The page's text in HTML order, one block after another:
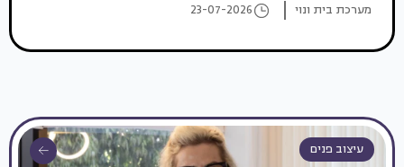
מערכת בית ונוי 23-07-2026
עיצוב פנים